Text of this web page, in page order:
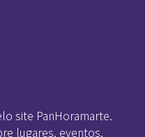
site PanHoramarte.
lugares, eventos,